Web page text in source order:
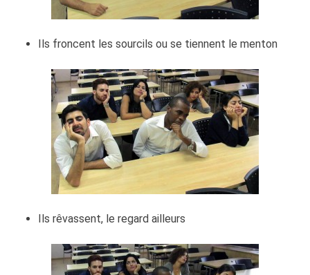
Ils froncent les sourcils ou se tiennent le menton
Ils rêvassent, le regard ailleurs